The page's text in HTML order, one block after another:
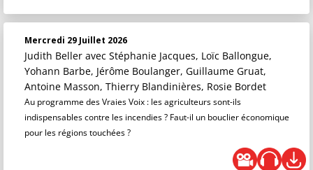
Mercredi 29 Juillet 2026
Judith Beller avec Stéphanie Jacques, Loïc Ballongue,
Yohann Barbe, Jérôme Boulanger, Guillaume Gruat,
Antoine Masson, Thierry Blandinières, Rosie Bordet
Au programme des Vraies Voix : les agriculteurs sont-ils
indispensables contre les incendies ? Faut-il un bouclier économique
pour les régions touchées ?